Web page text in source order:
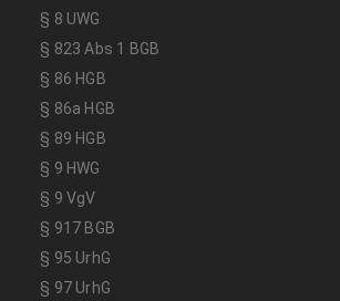
§ 8 UWG
§ 823 Abs 1 BGB
§ 86 HGB
§ 86a HGB
§ 89 HGB
§ 9 HWG
§ 9 VgV
§ 917 BGB
§ 95 UrhG
§ 97 UrhG